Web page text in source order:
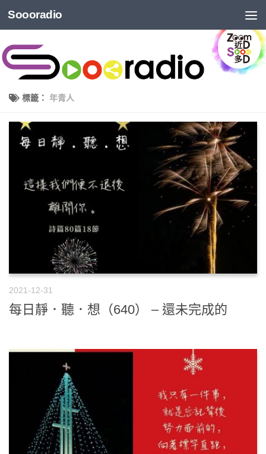
Soooradio
標籤： 年青人
2021-12-31
每日靜．聽．想（640） – 還未完成的